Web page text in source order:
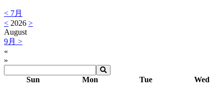
< 7月
< 2026 >
August
9月 >
«
»
Sun Mon Tue Wed